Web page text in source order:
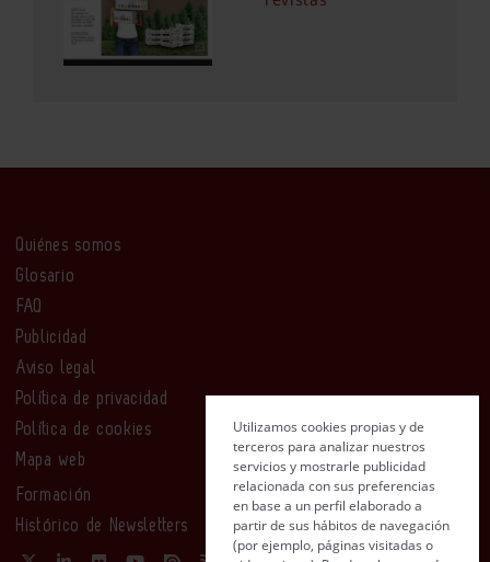
Quiénes somos
Glosario
FAQ
Publicidad
Aviso legal
Política de privacidad
Política de cookies
Mapa web
Formación
Histórico de Newsletters
Utilizamos cookies propias y de
terceros para analizar nuestros
servicios y mostrarle publicidad
relacionada con sus preferencias
en base a un perfil elaborado a
partir de sus hábitos de navegación
(por ejemplo, páginas visitadas o